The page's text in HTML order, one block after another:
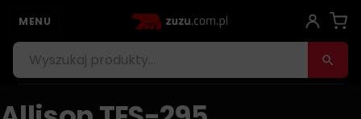
MENU